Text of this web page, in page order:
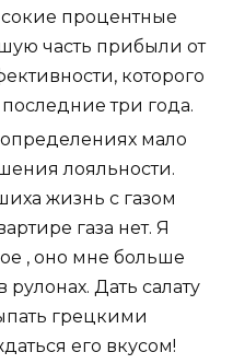
процентные
часть прибыли от
которого
три года.
мало
лояльности.
жизнь с газом
газа нет. Я
, оно мне больше
рулонах. Дать салату
грецкими
его вкусом!